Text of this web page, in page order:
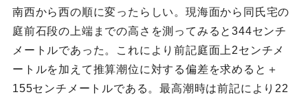
南西から西の順に変ったらしい。現海面から同氏宅の
庭前石段の上端までの高さを測ってみると344センチ
メートルであった。これにより前記庭面上2センチメ
ートルを加えて推算潮位に対する偏差を求めると＋
155センチメートルである。最高潮時は前記により22